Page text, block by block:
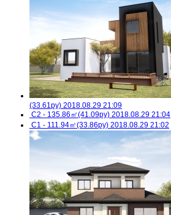
(33.61py) 2018.08.29 21:09
C2 - 135.86㎡(41.09py) 2018.08.29 21:04
C1 - 111.94㎡(33.86py) 2018.08.29 21:02